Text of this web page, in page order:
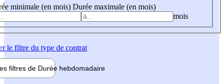
minimale (en mois) Durée maximale (en mois)
mois
le filtre du type de contrat
filtres de Durée hebdomadaire